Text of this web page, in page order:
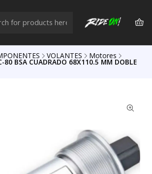
VOLANTES Motores
80 BSA CUADRADO 68X110.5 MM DOBLE